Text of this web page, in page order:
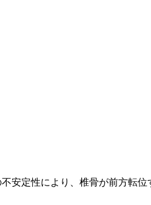
安定性により、椎骨が前方転位